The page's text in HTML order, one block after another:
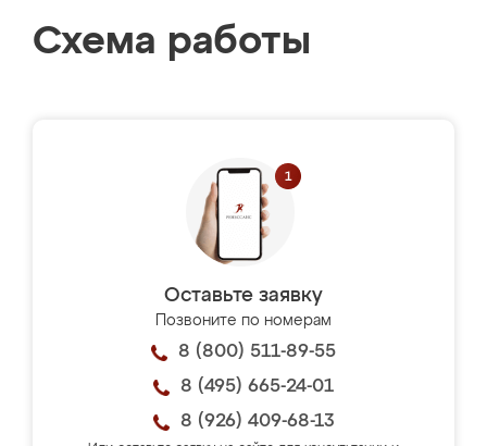
Схема работы
Оставьте заявку
Позвоните по номерам
8 (800) 511-89-55
8 (495) 665-24-01
8 (926) 409-68-13